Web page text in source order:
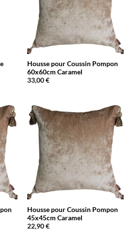
Housse pour Coussin Pompon
60x60cm Caramel
33,00€
Housse pour Coussin Pompon
45x45cm Caramel
22,90€